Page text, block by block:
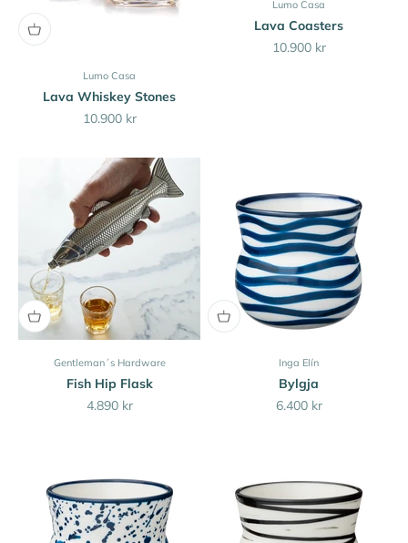
Lumo Casa
Lava Whiskey Stones
Sale price
10.900 kr
Lumo Casa
Lava Coasters
Sale price
10.900 kr
Gentleman´s Hardware
Fish Hip Flask
Sale price
4.890 kr
Inga Elín
Bylgja
Sale price
6.400 kr